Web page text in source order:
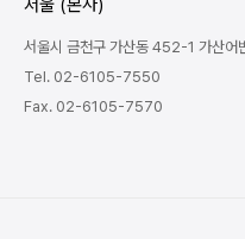
서울 (본사)
서울시 금천구 가산동 452-1 가산어
Tel. 02-6105-7550
Fax. 02-6105-7570